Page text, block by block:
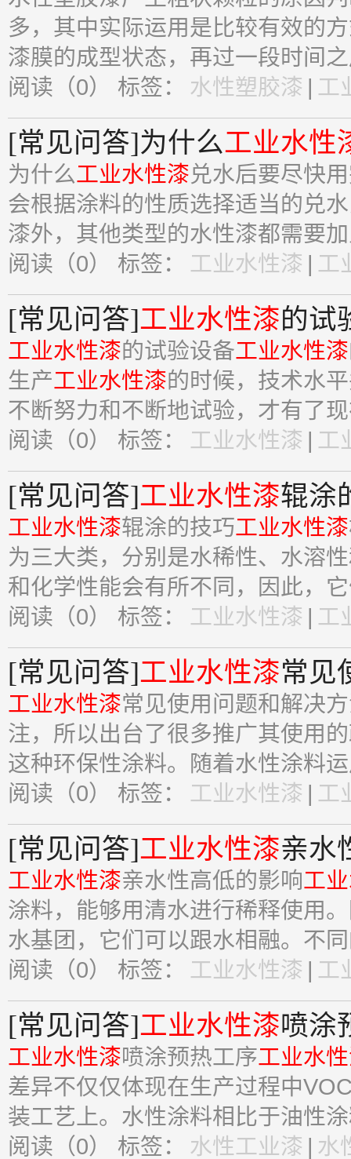
多，其中实际运用是比较有效的
漆膜的成型状态，再过一段时间
阅读（0） 标签： 水性塑胶漆 | 工
[常见问答]为什么工业水性
为什么工业水性漆兑水后要尽快
会根据涂料的性质选择适当的兑
漆外，其他类型的水性漆都需要
阅读（0） 标签： 工业水性漆 | 工
[常见问答]工业水性漆的试
工业水性漆的试验设备工业水性漆
生产工业水性漆的时候，技术水
不断努力和不断地试验，才有了
阅读（0） 标签： 工业水性漆 | 工
[常见问答]工业水性漆辊涂
工业水性漆辊涂的技巧工业水性漆
为三大类，分别是水稀性、水溶
和化学性能会有所不同，因此，
阅读（0） 标签： 工业水性漆 | 工
[常见问答]工业水性漆常见
工业水性漆常见使用问题和解决
注，所以出台了很多推广其使用
这种环保性涂料。随着水性涂料
阅读（0） 标签： 工业水性漆 | 工
[常见问答]工业水性漆亲水
工业水性漆亲水性高低的影响工
涂料，能够用清水进行稀释使用
水基团，它们可以跟水相融。不
阅读（0） 标签： 工业水性漆 | 工
[常见问答]工业水性漆喷涂
工业水性漆喷涂预热工序工业水
差异不仅仅体现在生产过程中
装工艺上。水性涂料相比于油性
阅读（0） 标签： 水性工业漆 | 水